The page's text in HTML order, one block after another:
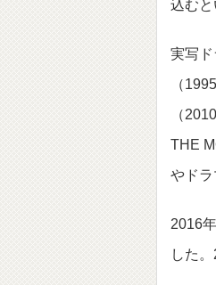
込むと
実写ド
（
（
THE
やドラ
2016
した